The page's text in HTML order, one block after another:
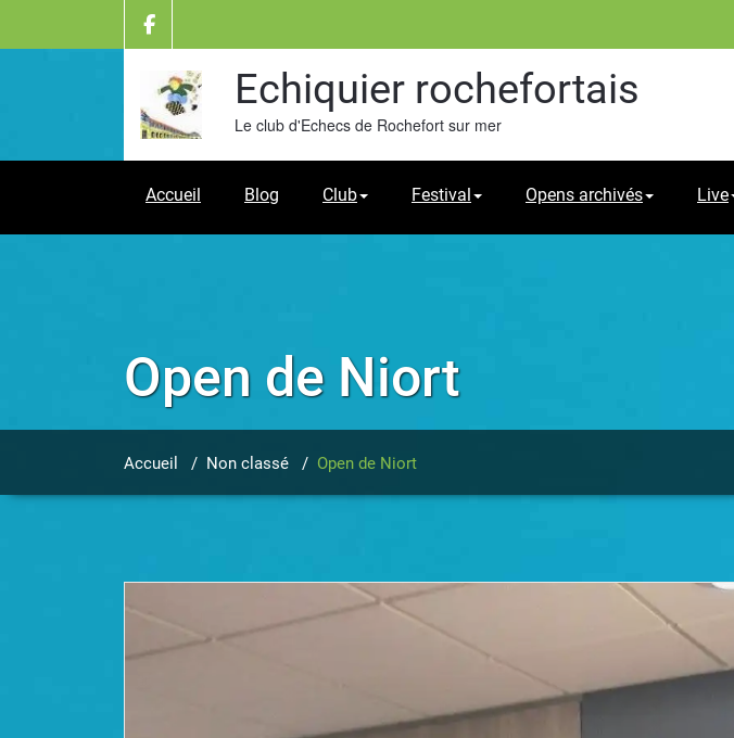
content
Echiquier rochefortais
Le club d'Echecs de Rochefort sur mer
Accueil Blog Club Festival Opens archivés Live
Open de Niort
Accueil / Non classé / Open de Niort